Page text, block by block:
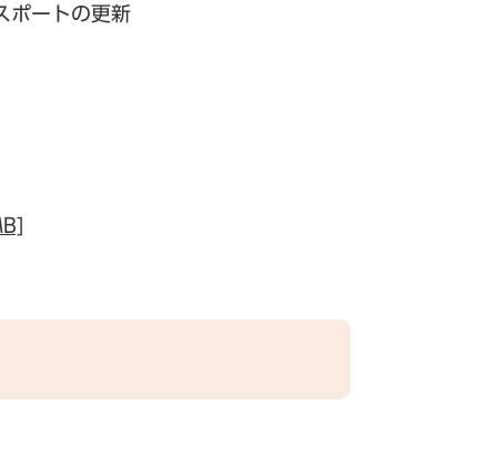
ポートの更新